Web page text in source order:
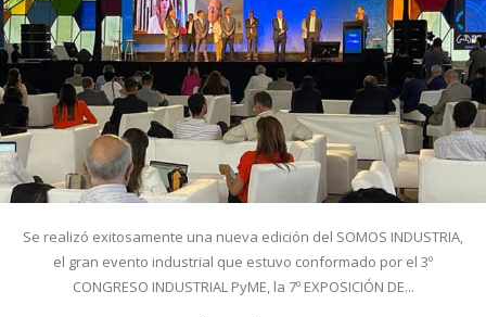
Se realizó exitosamente una nueva edición del SOMOS INDUSTRIA,
el gran evento industrial que estuvo conformado por el 3º
CONGRESO INDUSTRIAL PyME, la 7º EXPOSICIÓN DE...